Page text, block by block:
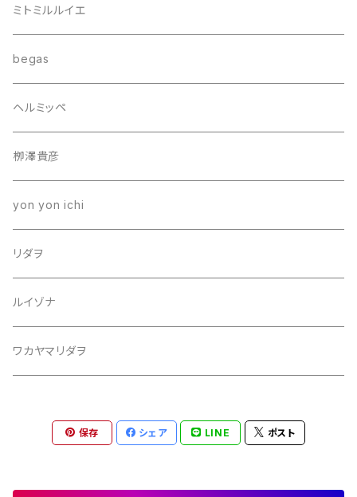
ミトミルルイエ
begas
ヘルミッペ
栁澤貴彦
yon yon ichi
リダヲ
ルイゾナ
ワカヤマリダヲ
保存 シェア LINE ポスト